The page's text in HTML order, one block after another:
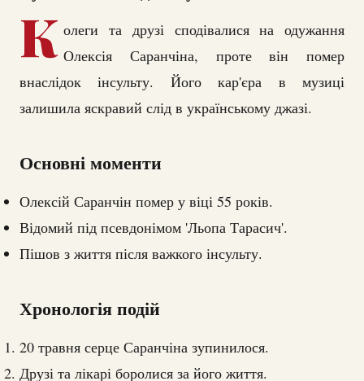
К олеги та друзі сподівалися на одужання
Олексія Саранчіна, проте він помер
внаслідок інсульту. Його кар'єра в музиці
залишила яскравий слід в українському джазі.
Основні моменти
Олексій Саранчін помер у віці 55 років.
Відомий під псевдонімом 'Льопа Тарасич'.
Пішов з життя після важкого інсульту.
Хронологія подій
20 травня серце Саранчіна зупинилося.
Друзі та лікарі боролися за його життя.